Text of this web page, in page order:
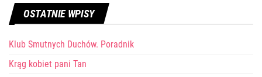
OSTATNIE WPISY
Klub Smutnych Duchów. Poradnik
Krąg kobiet pani Tan